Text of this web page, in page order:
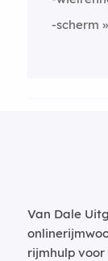
-scherm
Van Dale
rijmhulp